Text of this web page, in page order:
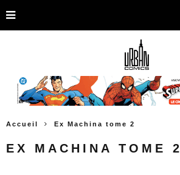
Accueil Ex Machina tome 2
EX MACHINA TOME 2